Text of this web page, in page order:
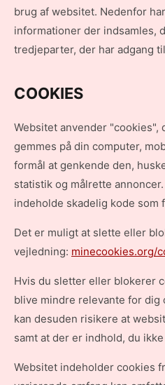
brug af websitet. Nedenfor
informationer der indsamles,
tredjeparter, der har adgang
COOKIES
Websitet anvender "cookies",
gemmes på din computer,
formål at genkende den,
statistik og målrette
indeholde skadelig kode som
Det er muligt at slette eller
vejledning: minecookies.org/
Hvis du sletter eller blokerer
blive mindre relevante for
kan desuden risikere at
samt at der er indhold, du
Websitet indeholder cookies